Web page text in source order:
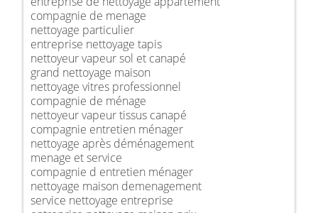
compagnie de menage
nettoyage particulier
entreprise nettoyage tapis
nettoyeur vapeur sol et canapé
grand nettoyage maison
nettoyage vitres professionnel
compagnie de ménage
nettoyeur vapeur tissus canapé
compagnie entretien ménager
nettoyage après déménagement
menage et service
compagnie d entretien ménager
nettoyage maison demenagement
service nettoyage entreprise